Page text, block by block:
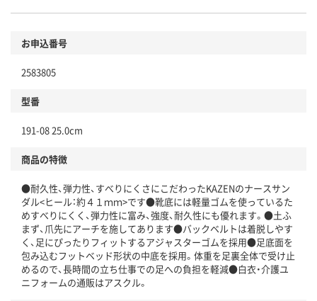
お申込番号
2583805
型番
191-08 25.0cm
商品の特徴
●耐久性、弾力性、すべりにくさにこだわったKAZENのナースサン
ダル<ヒール：約４１ｍｍ>です●靴底には軽量ゴムを使っているた
めすべりにくく、弾力性に富み、強度、耐久性にも優れます。●土ふ
まず、爪先にアーチを施してあります●バックベルトは着脱しやす
く、足にぴったりフィットするアジャスターゴムを採用●足底面を
包み込むフットベッド形状の中底を採用。体重を足裏全体で受け止
めるので、長時間の立ち仕事での足への負担を軽減●白衣・介護ユ
ニフォームの通販はアスクル。